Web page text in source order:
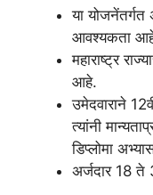
या योजनेंतर्गत
आवश्यकता
महाराष्ट्र
आहे.
उमेदवाराने
त्यांनी
डिप्लोमा
अर्जदार 18 ते